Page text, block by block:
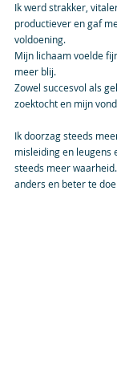
Ik werd strakker,
productiever en gaf
voldoening.
Mijn lichaam voelde
meer blij.
Zowel succesvol als
zoektocht en mijn
Ik doorzag steeds
misleiding en leugens
steeds meer
anders en beter te